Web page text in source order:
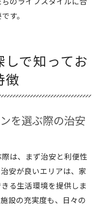
産価値の実態を解説
ての資産価値比較分
リアと中古物件選び
の高級住宅街事情
ンション市場動向を
市の中古戸建ての特
住みやすさと安全性
のライフスタイルに合
す。
で知ってお
徴
を選ぶ際の治安
は、まず治安と利便性
安が良いエリアは、家
る生活環境を提供しま
設の充実度も、日々の